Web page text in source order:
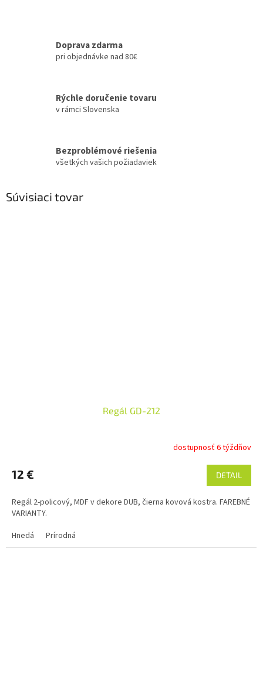
Doprava zdarma
pri objednávke nad 80€
Rýchle doručenie tovaru
v rámci Slovenska
Bezproblémové riešenia
všetkých vašich požiadaviek
Súvisiaci tovar
Regál GD-212
dostupnosť 6 týždňov
12 € DETAIL
Regál 2-policový, MDF v dekore DUB, čierna kovová kostra. FAREBNÉ
VARIANTY.
Hnedá
Prírodná